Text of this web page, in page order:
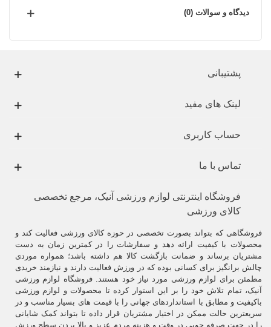
دیدگاه و سوالات (0)
پشتیبانی
لینک های مفید
حساب کاربری
تماس با ما
فروشگاه اینترنتی لوازم ورزشی آنیک، مرجع تخصصی
کالای ورزشی
فروشگاهی که بتواند بصورت تخصصی در حوزه کالای ورزشی فعالیت کند و
محصولات با کیفیت ارائه دهد و سفارشات را در کمترین زمان به دست
مشتریان برساند و ضمانت بازگشت کالا هم داشته باشد؛ همواره موردی
چالش برانگیز برای کسانی بوده که در ورزش فعالیت دارند و نیازمند خریدی
مطمئن برای لوازم ورزشی مورد نیاز خود هستند. فروشگاه لوازم ورزشی
آنیک، تمام تلاش خود را بر این استوار کرده تا محصولات و لوازم ورزشی
باکیفیت و مطابق با استانداردهای جهانی را با قیمت های بسیار مناسب و در
سریعترین حالت ممکن در اختیار مشتریان قرار داده تا بتواند کمک شایانی
را در جهت صرفه جویی در وقت و هزینه مردم عزیز و بالا بردن سطح ورزش